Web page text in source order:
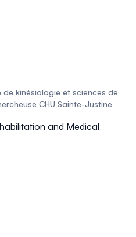
de kinésiologie et sciences de
CHU Sainte-Justine
and Medical